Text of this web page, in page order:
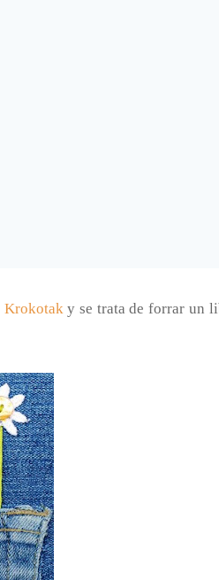
Krokotaky se trata de forrar un